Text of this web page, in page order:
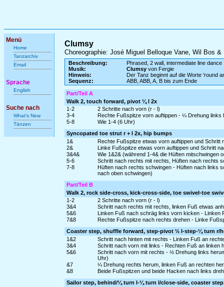
Menü
Home
Tanzarchiv
Email
Sprache
English
Suche nach
What's New
Tänzen
Clumsy
Choreographie: José Miguel Belloque Vane, Wil Bos &
Beschreibung:
Phrased, 2 wall, intermediate line dance
Musik:
Clumsyvon Fergie
Hinweis:
Der Tanz beginnt auf die Worte 'round
Sequenz:
ABB, ABB, A, B bis zum Ende
Part/Teil A
Walk 2, touch forward, pivot ¼ l 2x
1-2
2 Schritte nach vorn (r - l)
3-4
Rechte Fußspitze vorn auftippen - ¼ Drehung links
5-8
Wie 1-4 (6 Uhr)
Syncopated toe strut r + l 2x, hip bumps
1&
Rechte Fußspitze etwas vorn auftippen und Schritt
2&
Linke Fußspitze etwas vorn auftippen und Schritt
3&4&
Wie 1&2& (während 1-4& die Hüften mitschwingen
5-6
Schritt nach rechts mit rechts, Hüften nach rechts
7-8
Hüften nach rechts schwingen - Hüften nach links
nach oben schwingen)
Part/Teil B
Walk 2, rock side-cross, kick-cross-side, toe swivel-toe
1-2
2 Schritte nach vorn (r - l)
3&4
Schritt nach rechts mit rechts, linken Fuß etwas
5&6
Linken Fuß nach schräg links vorn kicken -
7&8
Rechte Fußspitze nach rechts drehen - Linke
Coaster step, shuffle forward, step-pivot ½ l-step-¼ turn r/
1&2
Schritt nach hinten mit rechts - Linken Fuß an
3&4
Schritt nach vorn mit links - Rechten Fuß an linken
5&6
Schritt nach vorn mit rechts - ½ Drehung links
Uhr)
&7
¼ Drehung rechts herum, linken Fuß an rechten
&8
Beide Fußspitzen und beide Hacken nach links
Sailor step, behind/¼ turn l-¼ turn l/close-side, coaster